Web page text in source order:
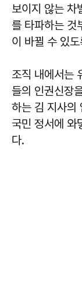
보이지 않는 차
를 타파하는 것
이 바뀔 수 있
조직 내에서는
들의 인권신장
하는 김 지사의
국민 정서에 와
다.